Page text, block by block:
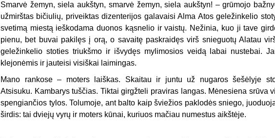
Smarvė žemyn, siela aukštyn, smarvė žemyn, siela aukštyn! – grūmojo
užmirštas bičiulių, priveiktas dizenterijos galavaisi Alma Atos geležinkelio
svetimą miestą ieškodama duonos kąsnelio ir vaistų. Nežinia, kuo ji tave
pienu, bet buvai pakilęs į orą, o savaitę paskraidęs virš snieguotų Alatau
geležinkelio stoties triukšmo ir išvydęs mylimosios veidą labai nustebai.
klejonėmis ir jauteisi visiškai laimingas.
Mano
rankose – moters laiškas. Skaitau ir
juntu už nugaros šešėlyje
Atsisuku. Kambarys tuščias. Tiktai girgžteli praviras langas. Mėnesiena srūva
spengiančios tylos. Tolumoje, ant balto kaip šviežios paklodės sniego,
širdis: tai dviejų vyrų ir moters kūnai, kuriuos mačiau numestus aikštėje.